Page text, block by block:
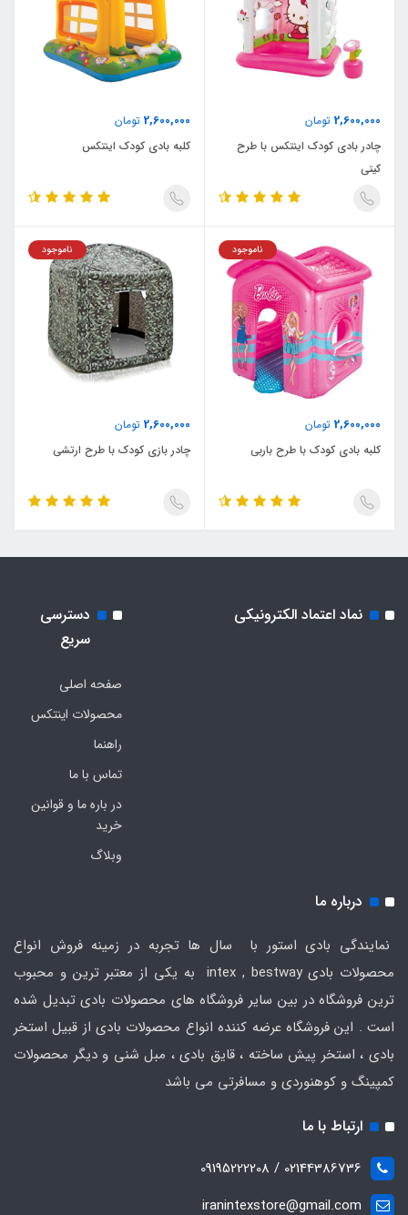
2,600,000 تومان
چادر بادی کودک اینتکس با طرح
کیتی
2,600,000 تومان
کلبه بادی کودک اینتکس
2,600,000 تومان
ناموجود
کلبه بادی کودک با طرح باربی
2,600,000 تومان
ناموجود
چادر بازی کودک با طرح ارتشی
نماد اعتماد الکترونیکی
دسترسی
سریع
صفحه اصلی
محصولات اینتکس
راهنما
تماس با ما
در باره ما و قوانین
خرید
وبلاگ
درباره ما
نمایندگی بادی استور با سال ها تجربه در زمینه فروش انواع
محصولات بادی intex , bestway به یکی از معتبر ترین و محبوب
ترین فروشگاه در بین سایر فروشگاه های محصولات بادی تبدیل شده
است . این فروشگاه عرضه کننده انواع محصولات بادی از قبیل استخر
بادی ، استخر پیش ساخته ، قایق بادی ، مبل شنی و دیگر محصولات
کمپینگ و کوهنوردی و مسافرتی می باشد
ارتباط با ما
02144386736 / 09195222208
iranintexstore@gmail.com